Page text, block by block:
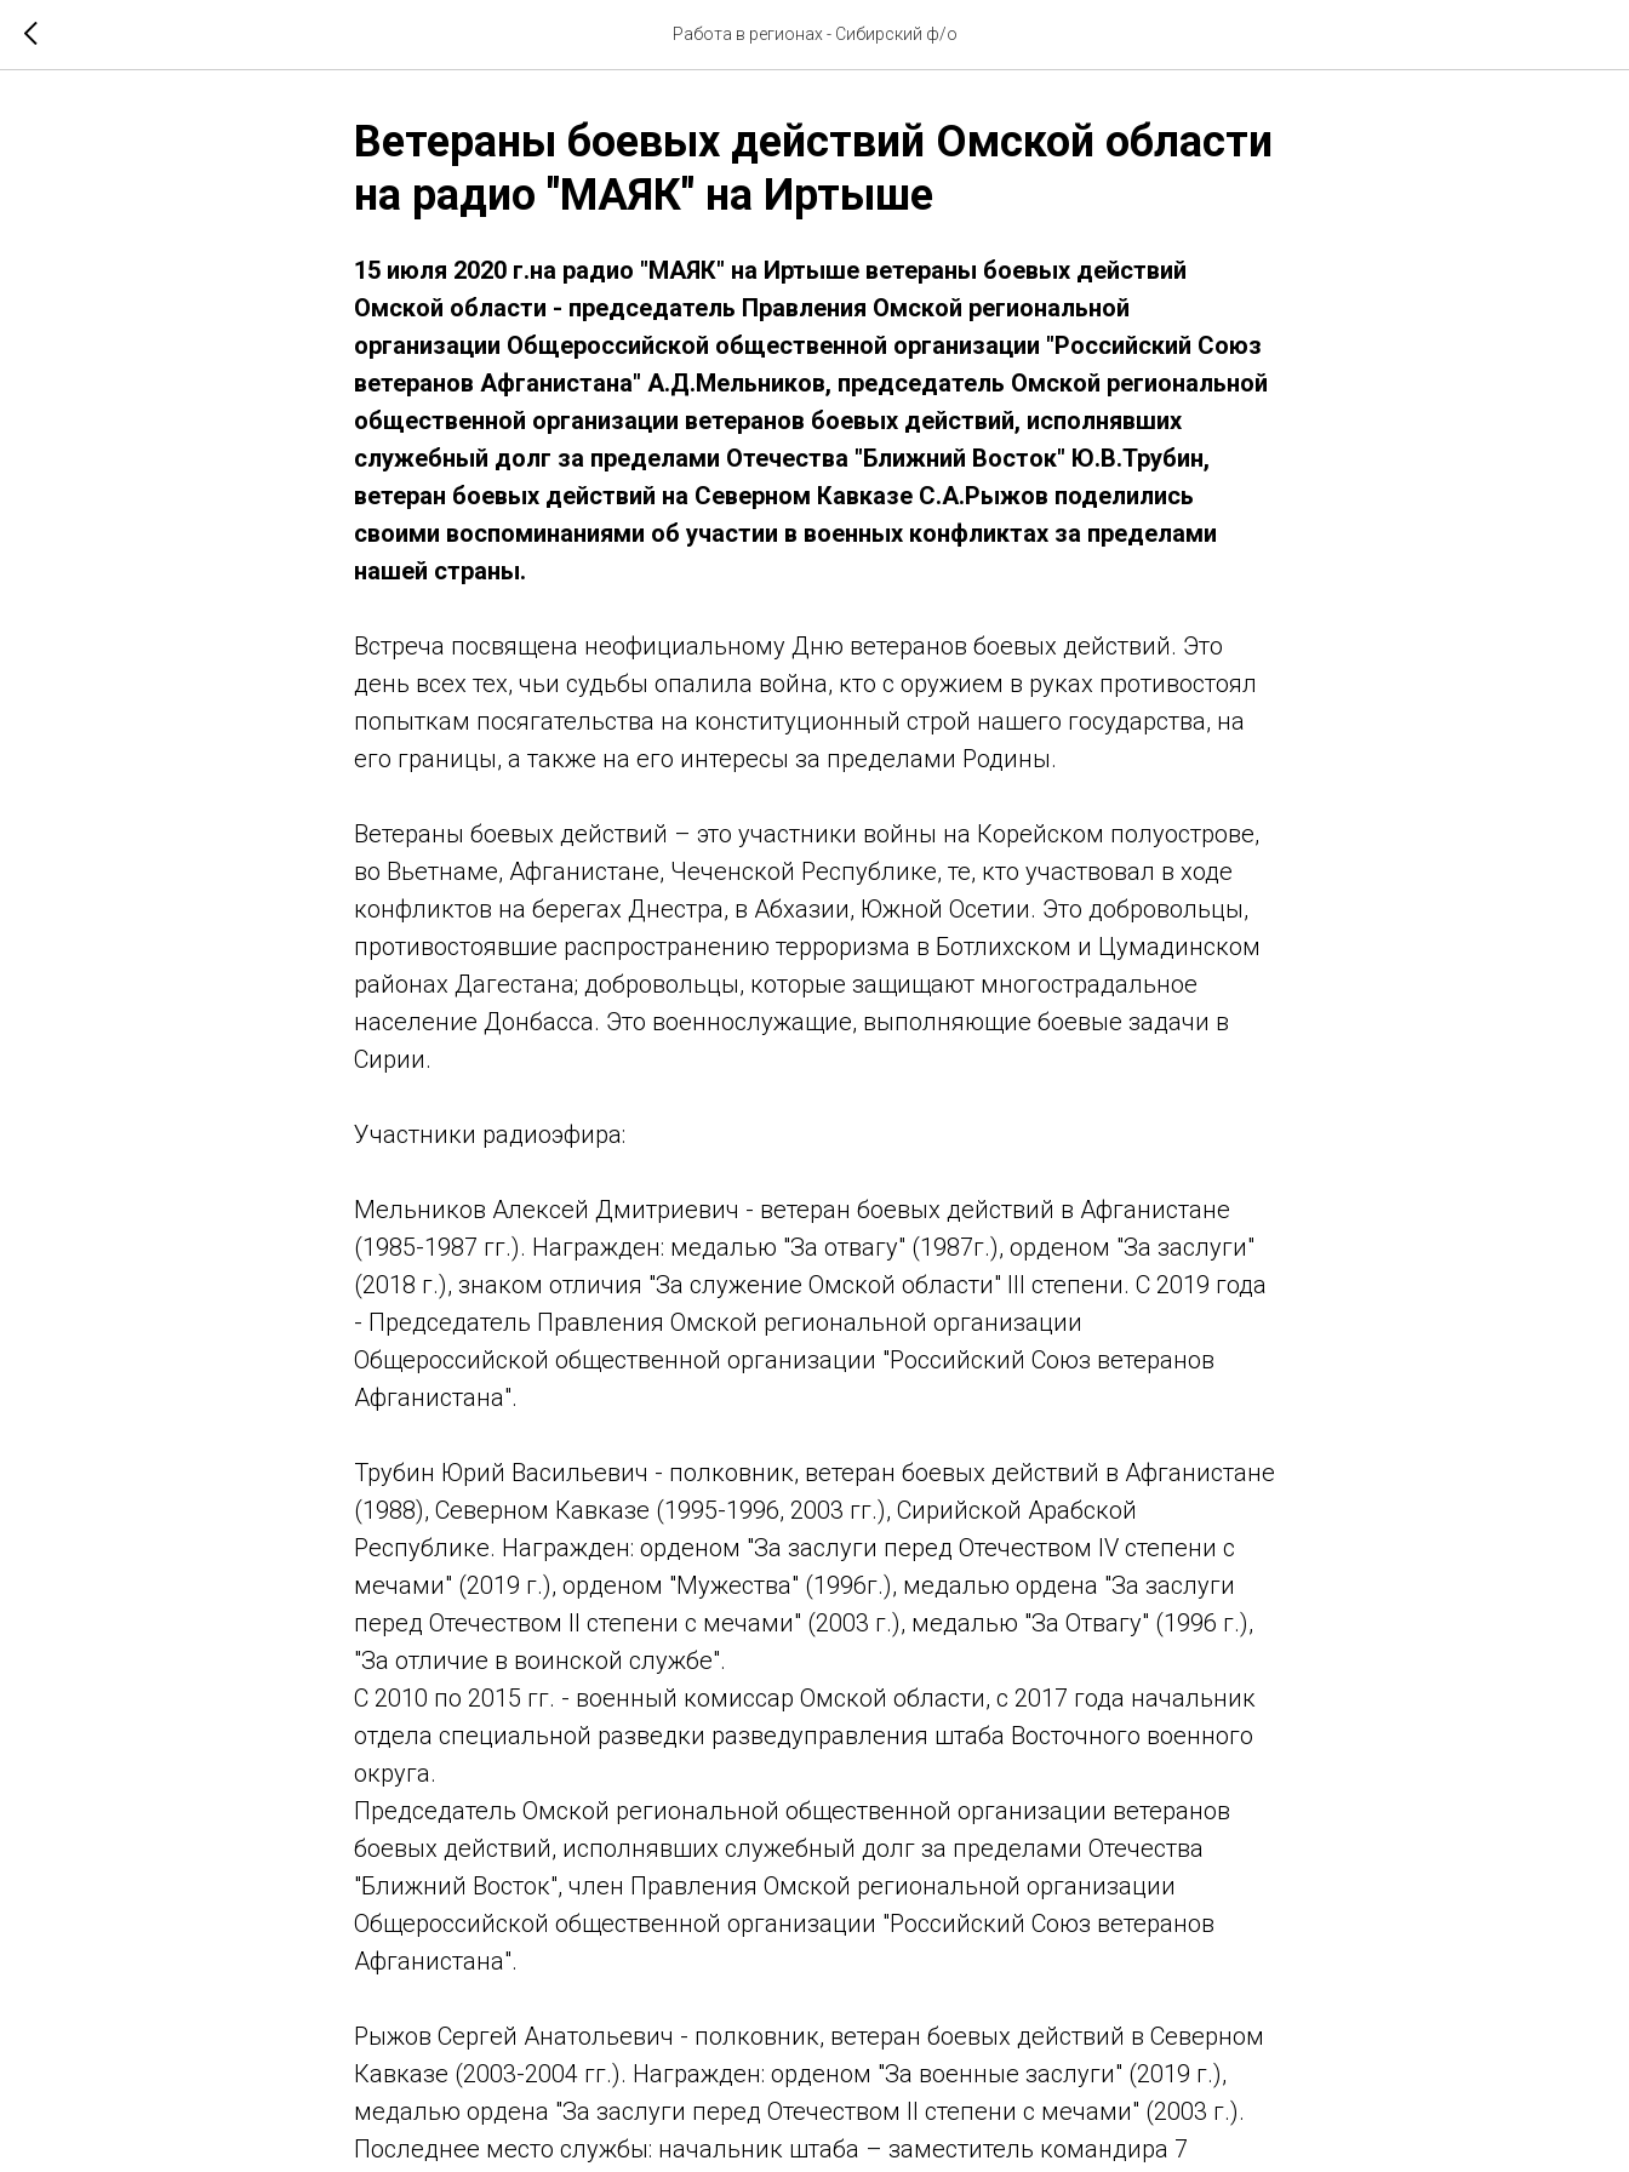
Работа в регионах - Сибирский ф/о
Ветераны боевых действий Омской области
на радио "МАЯК" на Иртыше
15 июля 2020 г.на радио "МАЯК" на Иртыше ветераны боевых действий
Омской области - председатель Правления Омской региональной
организации Общероссийской общественной организации "Российский Союз
ветеранов Афганистана" А.Д.Мельников, председатель Омской региональной
общественной организации ветеранов боевых действий, исполнявших
служебный долг за пределами Отечества "Ближний Восток" Ю.В.Трубин,
ветеран боевых действий на Северном Кавказе С.А.Рыжов поделились
своими воспоминаниями об участии в военных конфликтах за пределами
нашей страны.
Встреча посвящена неофициальному Дню ветеранов боевых действий. Это
день всех тех, чьи судьбы опалила война, кто с оружием в руках противостоял
попыткам посягательства на конституционный строй нашего государства, на
его границы, а также на его интересы за пределами Родины.
Ветераны боевых действий – это участники войны на Корейском полуострове,
во Вьетнаме, Афганистане, Чеченской Республике, те, кто участвовал в ходе
конфликтов на берегах Днестра, в Абхазии, Южной Осетии. Это добровольцы,
противостоявшие распространению терроризма в Ботлихском и Цумадинском
районах Дагестана; добровольцы, которые защищают многострадальное
население Донбасса. Это военнослужащие, выполняющие боевые задачи в
Сирии.
Участники радиоэфира:
Мельников Алексей Дмитриевич - ветеран боевых действий в Афганистане
(1985-1987 гг.). Награжден: медалью "За отвагу" (1987г.), орденом "За заслуги"
(2018 г.), знаком отличия "За служение Омской области" III степени. С 2019 года
- Председатель Правления Омской региональной организации
Общероссийской общественной организации "Российский Союз ветеранов
Афганистана".
Трубин Юрий Васильевич - полковник, ветеран боевых действий в Афганистане
(1988), Северном Кавказе (1995-1996, 2003 гг.), Сирийской Арабской
Республике. Награжден: орденом "За заслуги перед Отечеством IV степени с
мечами" (2019 г.), орденом "Мужества" (1996г.), медалью ордена "За заслуги
перед Отечеством II степени с мечами" (2003 г.), медалью "За Отвагу" (1996 г.),
"За отличие в воинской службе".
С 2010 по 2015 гг. - военный комиссар Омской области, с 2017 года начальник
отдела специальной разведки разведуправления штаба Восточного военного
округа.
Председатель Омской региональной общественной организации ветеранов
боевых действий, исполнявших служебный долг за пределами Отечества
"Ближний Восток", член Правления Омской региональной организации
Общероссийской общественной организации "Российский Союз ветеранов
Афганистана".
Рыжов Сергей Анатольевич - полковник, ветеран боевых действий в Северном
Кавказе (2003-2004 гг.). Награжден: орденом "За военные заслуги" (2019 г.),
медалью ордена "За заслуги перед Отечеством II степени с мечами" (2003 г.).
Последнее место службы: начальник штаба – заместитель командира 7